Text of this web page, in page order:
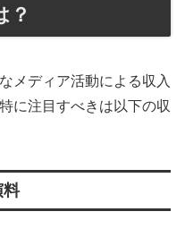
？
メディア活動による収入
に注目すべきは以下の収